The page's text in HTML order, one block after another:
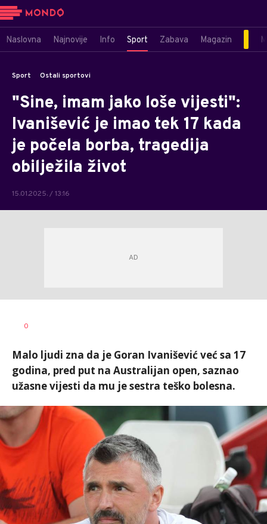
Naslovna Najnovije Info Sport Zabava Magazin
Sport Ostali sportovi
"Sine, imam jako loše vijesti":
Ivanišević je imao tek 17 kada
je počela borba, tragedija
obilježila život
15.01.2025. / 13:16
AUTOR
0
Malo ljudi zna da je Goran Ivanišević već sa 17
godina, pred put na Australijan open, saznao
užasne vijesti da mu je sestra teško bolesna.